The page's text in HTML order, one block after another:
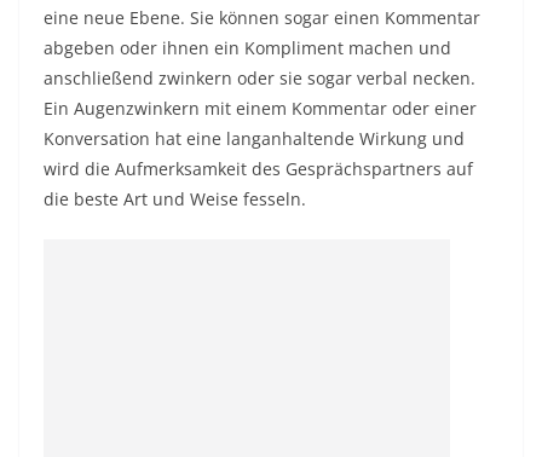
eine neue Ebene. Sie können sogar einen Kommentar
abgeben oder ihnen ein Kompliment machen und
anschließend zwinkern oder sie sogar verbal necken.
Ein Augenzwinkern mit einem Kommentar oder einer
Konversation hat eine langanhaltende Wirkung und
wird die Aufmerksamkeit des Gesprächspartners auf
die beste Art und Weise fesseln.